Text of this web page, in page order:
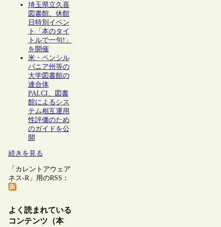
埼玉県立久喜
図書館、休館
日特別イベン
ト「本のタイ
トルで一句!」
を開催
米・ペンシル
バニア州等の
大学図書館の
連合体
PALCI、図書
館によるシス
テム相互運用
性評価のため
のガイドを公
開
続きを見る
「カレントアウェア
ネス-R」用のRSS：
よく読まれている
コンテンツ（本